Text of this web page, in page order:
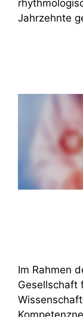
Jahrzehnte
Im Rahmen
Gesellschaft